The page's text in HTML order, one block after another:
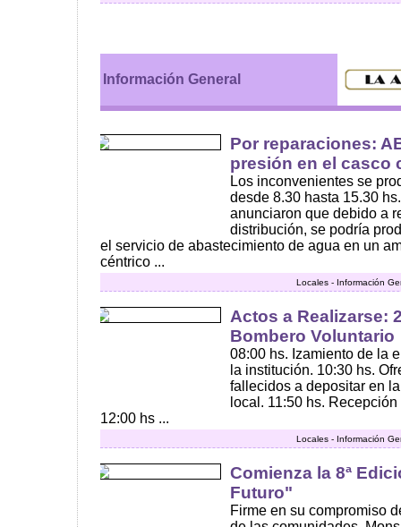
Información General
Por reparaciones:
presión en el casco
Los inconvenientes se
desde 8.30 hasta 15.30
anunciaron que debido a
distribución, se podría
el servicio de abastecimiento de agua en un
céntrico ...
Locales - Información
Actos a Realizarse:
Bombero Voluntario
08:00 hs. Izamiento de la
la institución. 10:30 hs.
fallecidos a depositar en
local. 11:50 hs.
12:00 hs ...
Locales - Información
Comienza la 8ª
Futuro"
Firme en su compromiso